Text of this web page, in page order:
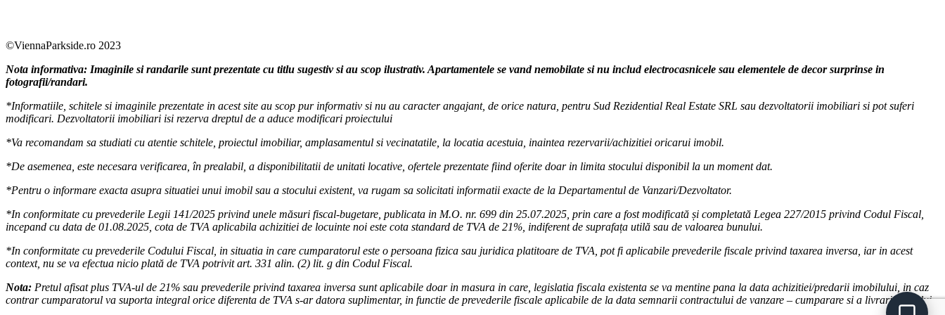
©ViennaParkside.ro 2023
Nota informativa: Imaginile si randarile sunt prezentate cu titlu sugestiv si au scop ilustrativ. Apartamentele se vand nemobilate si nu includ electrocasnicele sau elementele de decor surprinse in
fotografii/randari.
*Informatiile, schitele si imaginile prezentate in acest site au scop pur informativ si nu au caracter angajant, de orice natura, pentru Sud Rezidential Real Estate SRL sau dezvoltatorii imobiliari si pot suferi
modificari. Dezvoltatorii imobiliari isi rezerva dreptul de a aduce modificari proiectului
*Va recomandam sa studiati cu atentie schitele, proiectul imobiliar, amplasamentul si vecinatatile, la locatia acestuia, inaintea rezervarii/achizitiei oricarui imobil.
*De asemenea, este necesara verificarea, în prealabil, a disponibilitatii de unitati locative, ofertele prezentate fiind oferite doar in limita stocului disponibil la un moment dat.
*Pentru o informare exacta asupra situatiei unui imobil sau a stocului existent, va rugam sa solicitati informatii exacte de la Departamentul de Vanzari/Dezvoltator.
*In conformitate cu prevederile Legii 141/2025 privind unele măsuri fiscal-bugetare, publicata in M.O. nr. 699 din 25.07.2025, prin care a fost modificată și completată Legea 227/2015 privind Codul Fiscal,
incepand cu data de 01.08.2025, cota de TVA aplicabila achizitiei de locuinte noi este cota standard de TVA de 21%, indiferent de suprafața utilă sau de valoarea bunului.
*In conformitate cu prevederile Codului Fiscal, in situatia in care cumparatorul este o persoana fizica sau juridica platitoare de TVA, pot fi aplicabile prevederile fiscale privind taxarea inversa, iar in acest
context, nu se va efectua nicio plată de TVA potrivit art. 331 alin. (2) lit. g din Codul Fiscal.
Nota: Pretul afisat plus TVA-ul de 21% sau prevederile privind taxarea inversa sunt aplicabile doar in masura in care, legislatia fiscala existenta se va mentine pana la data achizitiei/predarii imobilului, in caz
contrar cumparatorul va suporta integral orice diferenta de TVA s-ar datora suplimentar, in functie de prevederile fiscale aplicabile de la data semnarii contractului de vanzare – cumparare si a livrarii bunului.